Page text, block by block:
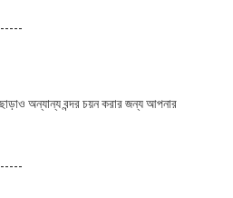
অন্যান্য বন্দর চয়ন করার জন্য আপনার